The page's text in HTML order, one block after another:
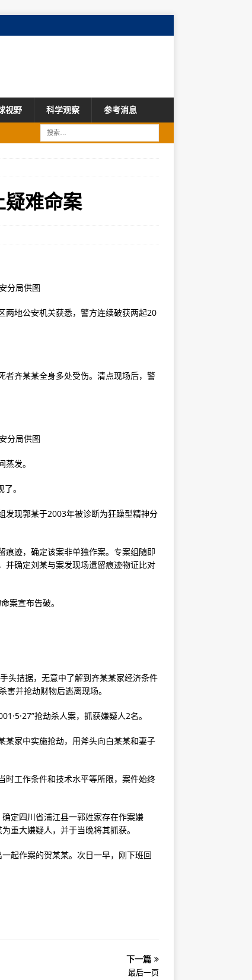
视野 科学观察 参考消息
难命案
分局供图
两地公安机关获悉，警方连续破获两起20
者齐某某全身多处受伤。清点现场后，警
分局供图
发。
。
发现郭某于2003年被诊断为狂躁型精神分
痕迹，确定该案非单独作案。专案组随即
并确定刘某与案发现场遗留痕迹物证比对
案宣布告破。
头拮据，无意中了解到齐某某家经济条件
并抢劫财物后逃离现场。
抢劫杀人案，抓获嫌疑人2名。
某家中实施抢劫，用斧头向白某某和妻子
时工作条件和技术水平等所限，案件始终
定四川省浦江县一郭姓家存在作案嫌
重大嫌疑人，并于当晚将其抓获。
起作案的贺某某。次日一早，刚下班回
下一篇
最后一页